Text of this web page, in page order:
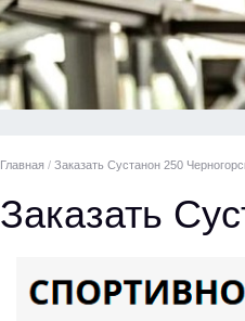
Главная / Заказать Сустанон 250
Заказать